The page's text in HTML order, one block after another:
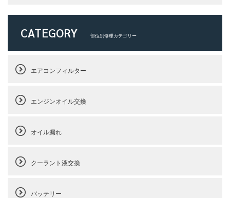
CATEGORY 部位別修理カテゴリー
エアコンフィルター
エンジンオイル交換
オイル漏れ
クーラント液交換
バッテリー